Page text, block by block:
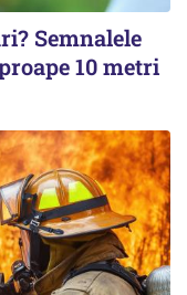
Semnalele
10 metri